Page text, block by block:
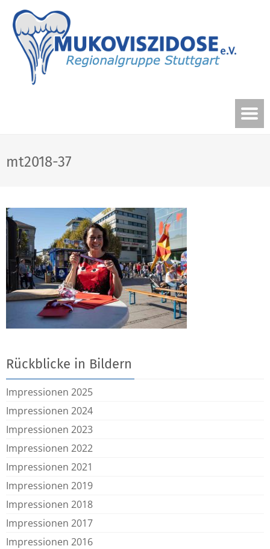
mt2018-37
Rückblicke in Bildern
Impressionen 2025
Impressionen 2024
Impressionen 2023
Impressionen 2022
Impressionen 2021
Impressionen 2019
Impressionen 2018
Impressionen 2017
Impressionen 2016